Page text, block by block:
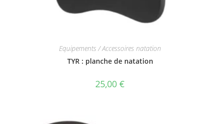
Equipements / Accessoires natation
TYR : planche de natation
25,00 €